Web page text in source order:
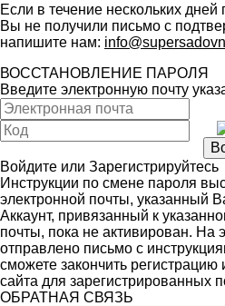
Если в течение нескольких
Вы не получили письмо с
напишите нам:
ВОССТАНОВЛЕНИЕ ПАРОЛЯ
Введите электронную почту
Войдите или Зарегистрируйтесь
Инструкции по смене пароля
электронной почты, указанный
Аккаунт, привязанный к
почты, пока не активирован. На
отправлено письмо с
сможете закончить регистрацию
сайта для зарегистрированных
ОБРАТНАЯ СВЯЗЬ